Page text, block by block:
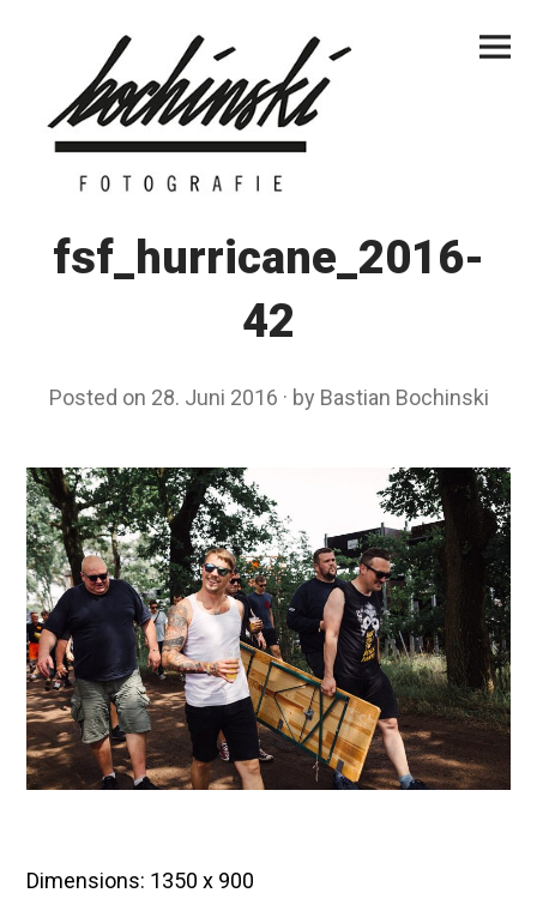
Menu
fsf_hurricane_2016-
42
Posted on 28. Juni 2016 by Bastian Bochinski
Dimensions: 1350 x 900